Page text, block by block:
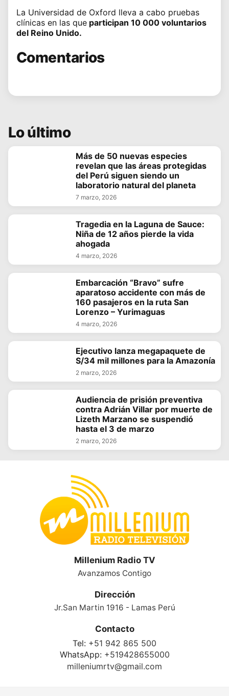
La Universidad de Oxford lleva a cabo pruebas
clínicas en las que participan 10 000 voluntarios
del Reino Unido.
Comentarios
Lo último
Más de 50 nuevas especies
revelan que las áreas protegidas
del Perú siguen siendo un
laboratorio natural del planeta
7 marzo, 2026
Tragedia en la Laguna de Sauce:
Niña de 12 años pierde la vida
ahogada
4 marzo, 2026
Embarcación “Bravo” sufre
aparatoso accidente con más de
160 pasajeros en la ruta San
Lorenzo – Yurimaguas
4 marzo, 2026
Ejecutivo lanza megapaquete de
S/34 mil millones para la Amazonía
2 marzo, 2026
Audiencia de prisión preventiva
contra Adrián Villar por muerte de
Lizeth Marzano se suspendió
hasta el 3 de marzo
2 marzo, 2026
Millenium Radio TV
Avanzamos Contigo
Dirección
Jr.San Martin 1916 - Lamas Perú
Contacto
Tel: +51 942 865 500
WhatsApp: +519428655000
milleniumrtv@gmail.com